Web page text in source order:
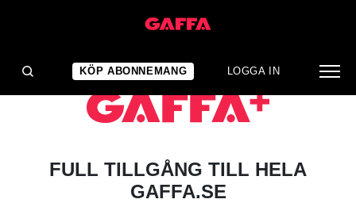
KÖP ABONNEMANG LOGGA IN
FULL TILLGÅNG TILL HELA
GAFFA.SE